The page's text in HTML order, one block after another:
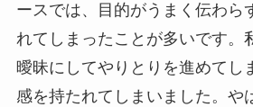
ースでは、目的がうまく伝わら
れてしまったことが多いです。
曖昧にしてやりとりを進めてし
感を持たれてしまいました。や